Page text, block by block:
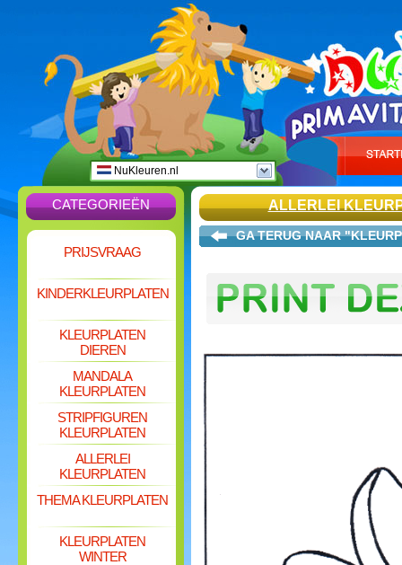
NuKleuren.nl
CATEGORIEËN
PRIJSVRAAG
KINDERKLEURPLATEN
KLEURPLATEN
DIEREN
MANDALA
KLEURPLATEN
STRIPFIGUREN
KLEURPLATEN
ALLERLEI
KLEURPLATEN
THEMA KLEURPLATEN
KLEURPLATEN
WINTER
ALLERLEI
GA TERUG NAAR